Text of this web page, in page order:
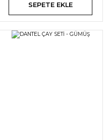
SEPETE EKLE